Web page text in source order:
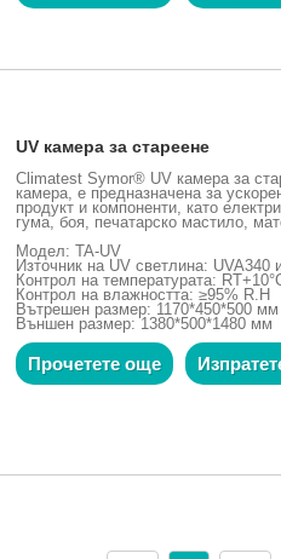
UV камера за стареене
Climatest Symor® UV камера за
камера, е предназначена за
продукт и компоненти, като
гума, боя, печатарско мастило,
Модел: TA-UV
Източник на UV светлина: UVA340
Контрол на температурата:
Контрол на влажността: ≥95% R.H
Вътрешен размер: 1170*450*500 мм
Външен размер: 1380*500*1480 мм
Прочетете още